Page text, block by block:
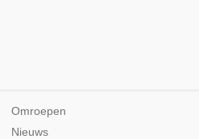
Omroepen
Nieuws